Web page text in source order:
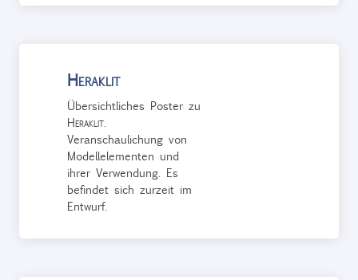
Heraklit
Übersichtliches Poster zu
Heraklit
Veranschaulichung von
Modellelementen und
ihrer Verwendung. Es
befindet sich zurzeit im
Entwurf.